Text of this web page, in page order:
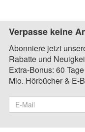
Verpasse keine
Abonniere jetzt
Rabatte und
Extra-Bonus: 60
Mio. Hörbücher & E-